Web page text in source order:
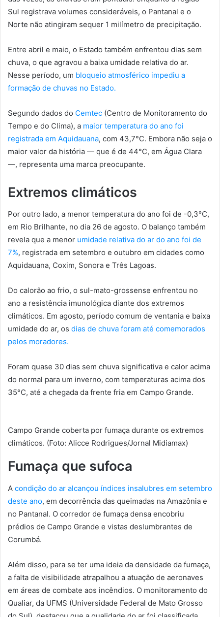
Sul registrava volumes consideráveis, o Pantanal e o
Norte não atingiram sequer 1 milímetro de precipitação.
Entre abril e maio, o Estado também enfrentou dias sem
chuva, o que agravou a baixa umidade relativa do ar.
Nesse período, um bloqueio atmosférico impediu a
formação de chuvas no Estado.
Segundo dados do Cemtec (Centro de Monitoramento do
Tempo e do Clima), a maior temperatura do ano foi
registrada em Aquidauana, com 43,7°C. Embora não seja o
maior valor da história — que é de 44°C, em Água Clara
—, representa uma marca preocupante.
Extremos climáticos
Por outro lado, a menor temperatura do ano foi de -0,3°C,
em Rio Brilhante, no dia 26 de agosto. O balanço também
revela que a menor umidade relativa do ar do ano foi de
7%, registrada em setembro e outubro em cidades como
Aquidauana, Coxim, Sonora e Três Lagoas.
Do calorão ao frio, o sul-mato-grossense enfrentou no
ano a resistência imunológica diante dos extremos
climáticos. Em agosto, período comum de ventania e baixa
umidade do ar, os dias de chuva foram até comemorados
pelos moradores.
Foram quase 30 dias sem chuva significativa e calor acima
do normal para um inverno, com temperaturas acima dos
35°C, até a chegada da frente fria em Campo Grande.
Campo Grande coberta por fumaça durante os extremos
climáticos. (Foto: Alicce Rodrigues/Jornal Midiamax)
Fumaça que sufoca
A condição do ar alcançou índices insalubres em setembro
deste ano, em decorrência das queimadas na Amazônia e
no Pantanal. O corredor de fumaça densa encobriu
prédios de Campo Grande e vistas deslumbrantes de
Corumbá.
Além disso, para se ter uma ideia da densidade da fumaça,
a falta de visibilidade atrapalhou a atuação de aeronaves
em áreas de combate aos incêndios. O monitoramento do
Qualiar, da UFMS (Universidade Federal de Mato Grosso